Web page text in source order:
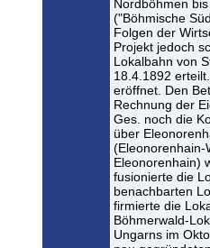
Nordböhmen
("Böhmische
Folgen der
Projekt jedoch
Lokalbahn von
18.4.1892
eröffnet. Den
Rechnung der
Ges. noch die
über
(Eleonorenhain-
Eleonorenhain)
fusionierte die
benachbarten
firmierte die
Böhmerwald-
Ungarns im